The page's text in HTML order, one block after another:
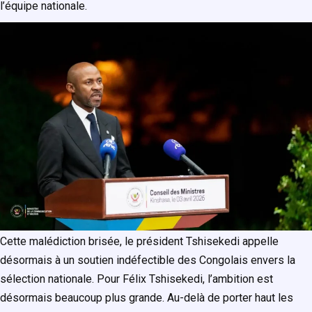
l’équipe nationale.
Cette malédiction brisée, le président Tshisekedi appelle
désormais à un soutien indéfectible des Congolais envers la
sélection nationale. Pour Félix Tshisekedi, l’ambition est
désormais beaucoup plus grande. Au-delà de porter haut les